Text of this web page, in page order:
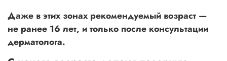
Даже в этих зонах рекомендуемый возраст —
не ранее 16 лет, и только после консультации
дерматолога.